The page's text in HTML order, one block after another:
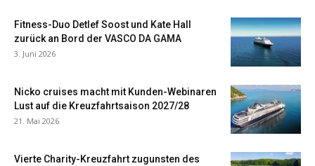
Fitness-Duo Detlef Soost und Kate Hall
zurück an Bord der VASCO DA GAMA
3. Juni 2026
Nicko cruises macht mit Kunden-Webinaren
Lust auf die Kreuzfahrtsaison 2027/28
21. Mai 2026
Vierte Charity-Kreuzfahrt zugunsten des